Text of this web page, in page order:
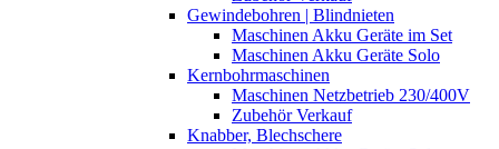
Gewindebohren | Blindnieten
Maschinen Akku Geräte im Set
Maschinen Akku Geräte Solo
Kernbohrmaschinen
Maschinen Netzbetrieb 230/400V
Zubehör Verkauf
Knabber, Blechschere